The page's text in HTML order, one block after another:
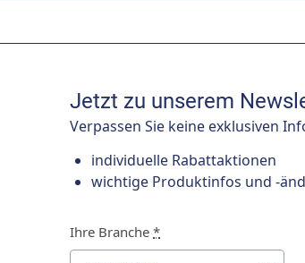
Jetzt zu unserem
Verpassen Sie keine exklusiven
individuelle Rabattaktionen
wichtige Produktinfos und -
Ihre Branche *